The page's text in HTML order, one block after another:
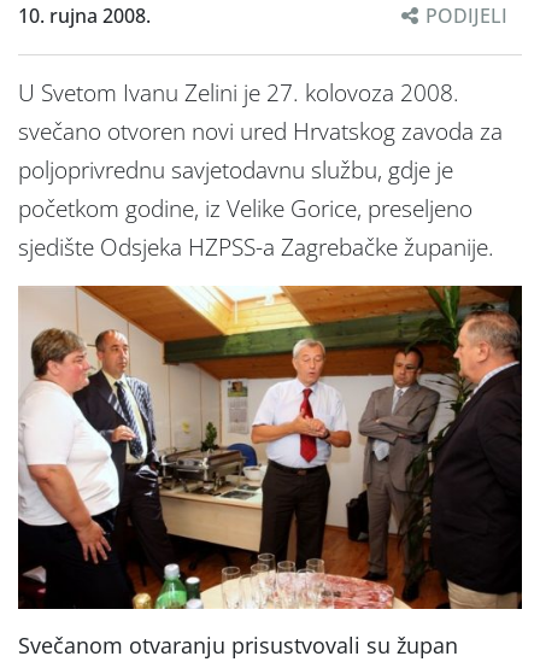
10. rujna 2008. PODIJELI
U Svetom Ivanu Zelini je 27. kolovoza 2008.
svečano otvoren novi ured Hrvatskog zavoda za
poljoprivrednu savjetodavnu službu, gdje je
početkom godine, iz Velike Gorice, preseljeno
sjedište Odsjeka HZPSS-a Zagrebačke županije.
Svečanom otvaranju prisustvovali su župan